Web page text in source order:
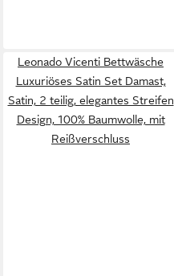
Leonado Vicenti Bettwäsche
Luxuriöses Satin Set Damast,
Satin, 2 teilig, elegantes Streifen
Design, 100% Baumwolle, mit
Reißverschluss